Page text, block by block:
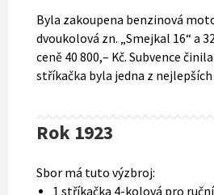
Byla zakoupena benzinová
dvoukolová zn. „Smejkal 16“ a
ceně 40 800,– Kč. Subvence
stříkačka byla jedna z
Rok 1923
Sbor má tuto výzbroj:
1 stříkačka 4-kolová pro